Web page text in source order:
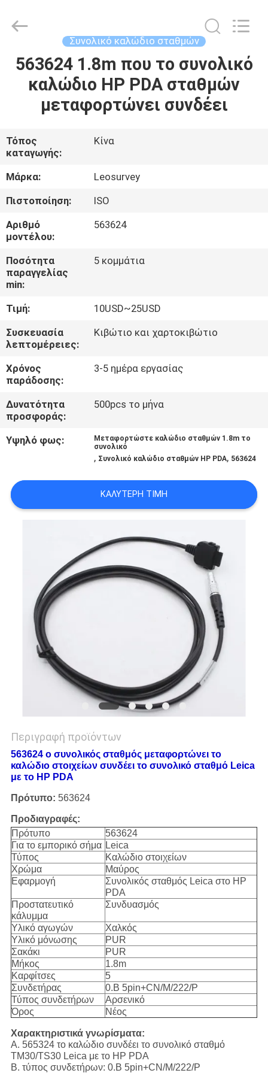
ΣΠΊΤΙ
ΠΡΟΪΌΝΤΑ
ΠΕΡΊΠΟΥ
ΕΜΕΊΣ
ΓΎΡΟΣ
ΕΡΓΟΣΤΑΣΊΩΝ
ΠΟΙΟΤΙΚΌΣ
ΈΛΕΓΧΟΣ
ΜΑΣ
ΕΛΆΤΕ
ΕΠΑΦΉ
ΜΕ
ΖΗΤΉΣΤΕ
ΑΠΌΣΠΑΣΜΑ
SITEMAP
POLICY
Instrument
Co.,Ltd.
Συνολικό καλώδιο σταθμών
563624 1.8m που το συνολικό
καλώδιο HP PDA σταθμών
μεταφορτώνει συνδέει
Τόπος
καταγωγής:
Κίνα
Μάρκα:
Leosurvey
Πιστοποίηση:
ISO
Αριθμό
μοντέλου:
563624
Ποσότητα
παραγγελίας
min:
5 κομμάτια
Τιμή:
10USD~25USD
Συσκευασία
λεπτομέρειες:
Κιβώτιο και χαρτοκιβώτιο
Χρόνος
παράδοσης:
3-5 ημέρα εργασίας
Δυνατότητα
προσφοράς:
500pcs το μήνα
Υψηλό φως:
Μεταφορτώστε καλώδιο σταθμών 1.8m το
συνολικό
, Συνολικό καλώδιο σταθμών HP PDA, 563624
ΚΑΛΎΤΕΡΗ ΤΙΜΉ
Περιγραφή προϊόντων
563624 ο συνολικός σταθμός μεταφορτώνει το
καλώδιο στοιχείων συνδέει το συνολικό σταθμό Leica
με το HP PDA
Πρότυπο: 563624
Προδιαγραφές:
Πρότυπο
563624
Για το εμπορικό σήμα Leica
Τύπος
Καλώδιο στοιχείων
Χρώμα
Μαύρος
Εφαρμογή
Συνολικός σταθμός Leica στο HP
PDA
Προστατευτικό
κάλυμμα
Συνδυασμός
Υλικό αγωγών
Χαλκός
Υλικό μόνωσης
PUR
Σακάκι
PUR
Μήκος
1.8m
Καρφίτσες
5
Συνδετήρας
0.B 5pin+CN/M/222/P
Τύπος συνδετήρων
Αρσενικό
Όρος
Νέος
Χαρακτηριστικά γνωρίσματα:
Α. 565324 το καλώδιο συνδέει το συνολικό σταθμό
TM30/TS30 Leica με το HP PDA
Β. τύπος συνδετήρων: 0.B 5pin+CN/M/222/P